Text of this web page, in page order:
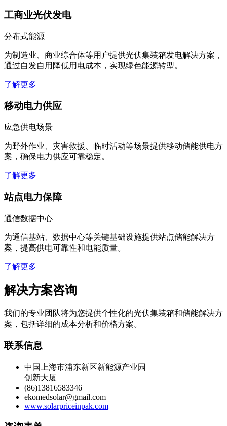
工商业光伏发电
分布式能源
为制造业、商业综合体等用户提供光伏集装箱发电解决方案，
通过自发自用降低用电成本，实现绿色能源转型。
了解更多
移动电力供应
应急供电场景
为野外作业、灾害救援、临时活动等场景提供移动储能供电方
案，确保电力供应可靠稳定。
了解更多
站点电力保障
通信数据中心
为通信基站、数据中心等关键基础设施提供站点储能解决方
案，提高供电可靠性和电能质量。
了解更多
解决方案咨询
我们的专业团队将为您提供个性化的光伏集装箱和储能解决方
案，包括详细的成本分析和价格方案。
联系信息
中国上海市浦东新区新能源产业园
创新大厦
(86)13816583346
ekomedsolar@gmail.com
www.solarpriceinpak.com